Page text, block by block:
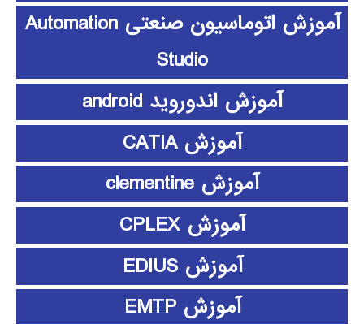
آموزش اتوماسیون صنعتی Automation
Studio
آموزش اندوروید android
آموزش CATIA
آموزش clementine
آموزش CPLEX
آموزش EDIUS
آموزش EMTP